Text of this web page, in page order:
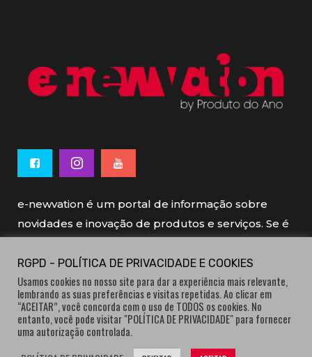
e-newvation é um portal de informação sobre
novidades e inovação de produtos e serviços. Se é
e-newvation tem o patrocínio do “Produto do
Ano”, o prémio de inovação atribuído por
consumidores.
RGPD - POLÍTICA DE PRIVACIDADE E COOKIES
Usamos cookies no nosso site para dar a experiência mais relevante,
lembrando as suas preferências e visitas repetidas. Ao clicar em
“ACEITAR”, você concorda com o uso de TODOS os cookies. No
entanto, você pode visitar "POLÍTICA DE PRIVACIDADE" para fornecer
uma autorização controlada.